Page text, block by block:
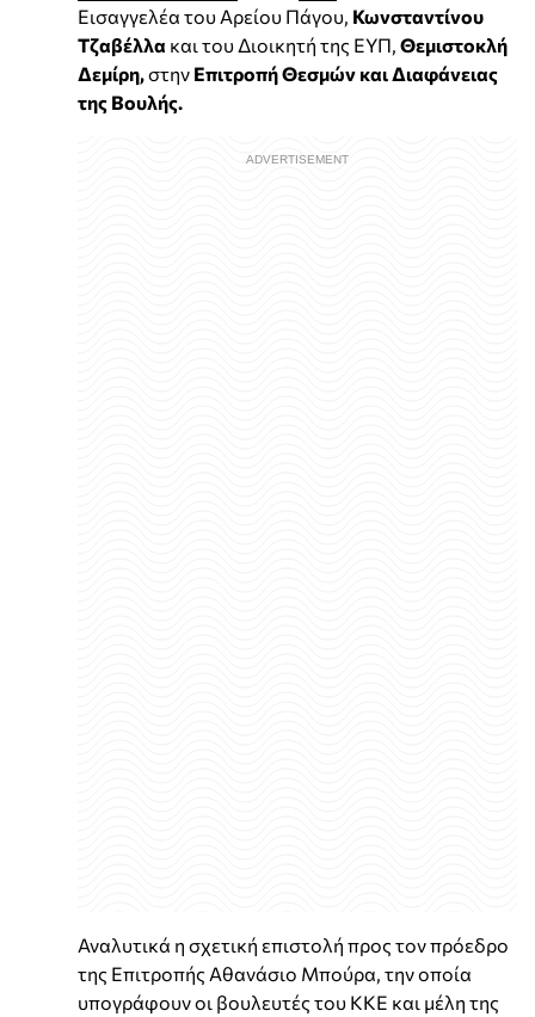
Εισαγγελέα του Αρείου Πάγου, Κωνσταντίνου
Τζαβέλλα και του Διοικητή της ΕΥΠ, Θεμιστοκλή
Δεμίρη, στην Επιτροπή Θεσμών και Διαφάνειας
της Βουλής.
Αναλυτικά η σχετική επιστολή προς τον πρόεδρο
της Επιτροπής Αθανάσιο Μπούρα, την οποία
υπογράφουν οι βουλευτές του ΚΚΕ και μέλη της